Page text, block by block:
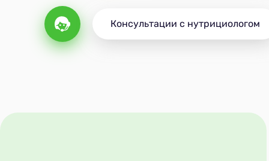
Консультации с нутрициологом